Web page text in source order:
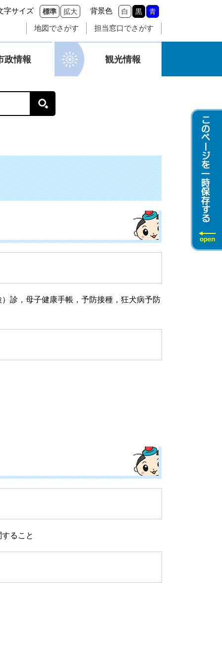
字サイズ 標準 拡大 背景色 白 黒 青
地図でさがす 担当窓口でさがす
政情報 観光情報
診，母子健康手帳，予防接種，狂犬病予防
ること